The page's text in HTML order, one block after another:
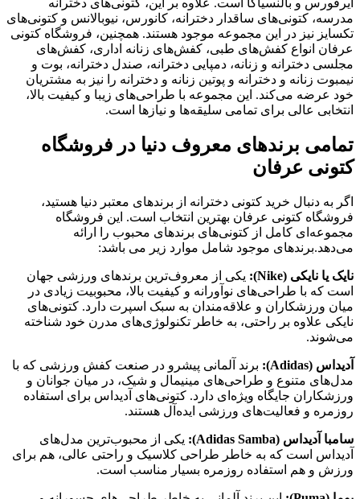
مدرسه، کتونی‌های ساقدار دخترانه، کانورس، نیوبالانس و کتونی‌های
تکسایز نیز در این مجموعه موجود هستند. همچنین، فروشگاه کتونی
عرفان انواع کفش‌های طبی، کفش‌های زنانه اداری، کفش‌های
مجلسی دخترانه و زنانه، دمپایی دخترانه، صندل دخترانه، بوت و
نیمبوت زنانه و دخترانه و پوتین زنانه و دخترانه را نیز به مشتریان
خود عرضه می‌کند. این مجموعه با طراحی‌های زیبا و کیفیت بالا،
انتخابی عالی برای تمامی سلیقه‌ها و نیازها است.
تمامی برندهای معروف دنیا در فروشگاه
کتونی عرفان
اگر به دنبال خرید کتونی دخترانه از برندهای معتبر دنیا هستید،
فروشگاه کتونی عرفان بهترین انتخاب است. این فروشگاه
مجموعه‌ای کامل از کتونی‌های برندهای محبوب را ارائه
می‌دهد.برندهای موجود شامل موارد زیر می باشد:
نایک یا نایکی (Nike):
یکی از معروف‌ترین برندهای ورزشی جهان
است که با طراحی‌های نوآورانه و کیفیت بالا، محبوبیت زیادی در
میان ورزشکاران و علاقه‌مندان به سبک اسپرت دارد. کتونی‌های
نایکی علاوه بر راحتی، به خاطر تکنولوژی‌های مدرن خود شناخته
می‌شوند.
آدیداس (Adidas):
برند آلمانی پیشرو در صنعت کفش ورزشی که با
مدل‌های متنوع و طراحی‌های مینیمال و شیک، در میان جوانان و
ورزشکاران جایگاه ویژه‌ای دارد. کتونی‌های آدیداس برای استفاده
روزمره و فعالیت‌های ورزشی ایده‌آل هستند.
سامبا آدیداس (Adidas Samba):
یکی از محبوب‌ترین مدل‌های
آدیداس است که به خاطر طراحی کلاسیک و راحتی عالی، هم برای
ورزش و هم استفاده روزمره بسیار مناسب است.